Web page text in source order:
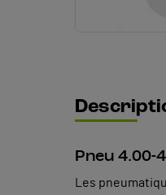
Pneu 4.00-
Les